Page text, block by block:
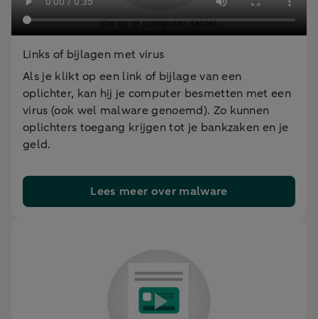
Links of bijlagen met virus
Als je klikt op een link of bijlage van een
oplichter, kan hij je computer besmetten met een
virus (ook wel malware genoemd). Zo kunnen
oplichters toegang krijgen tot je bankzaken en je
geld.
Lees meer over malware